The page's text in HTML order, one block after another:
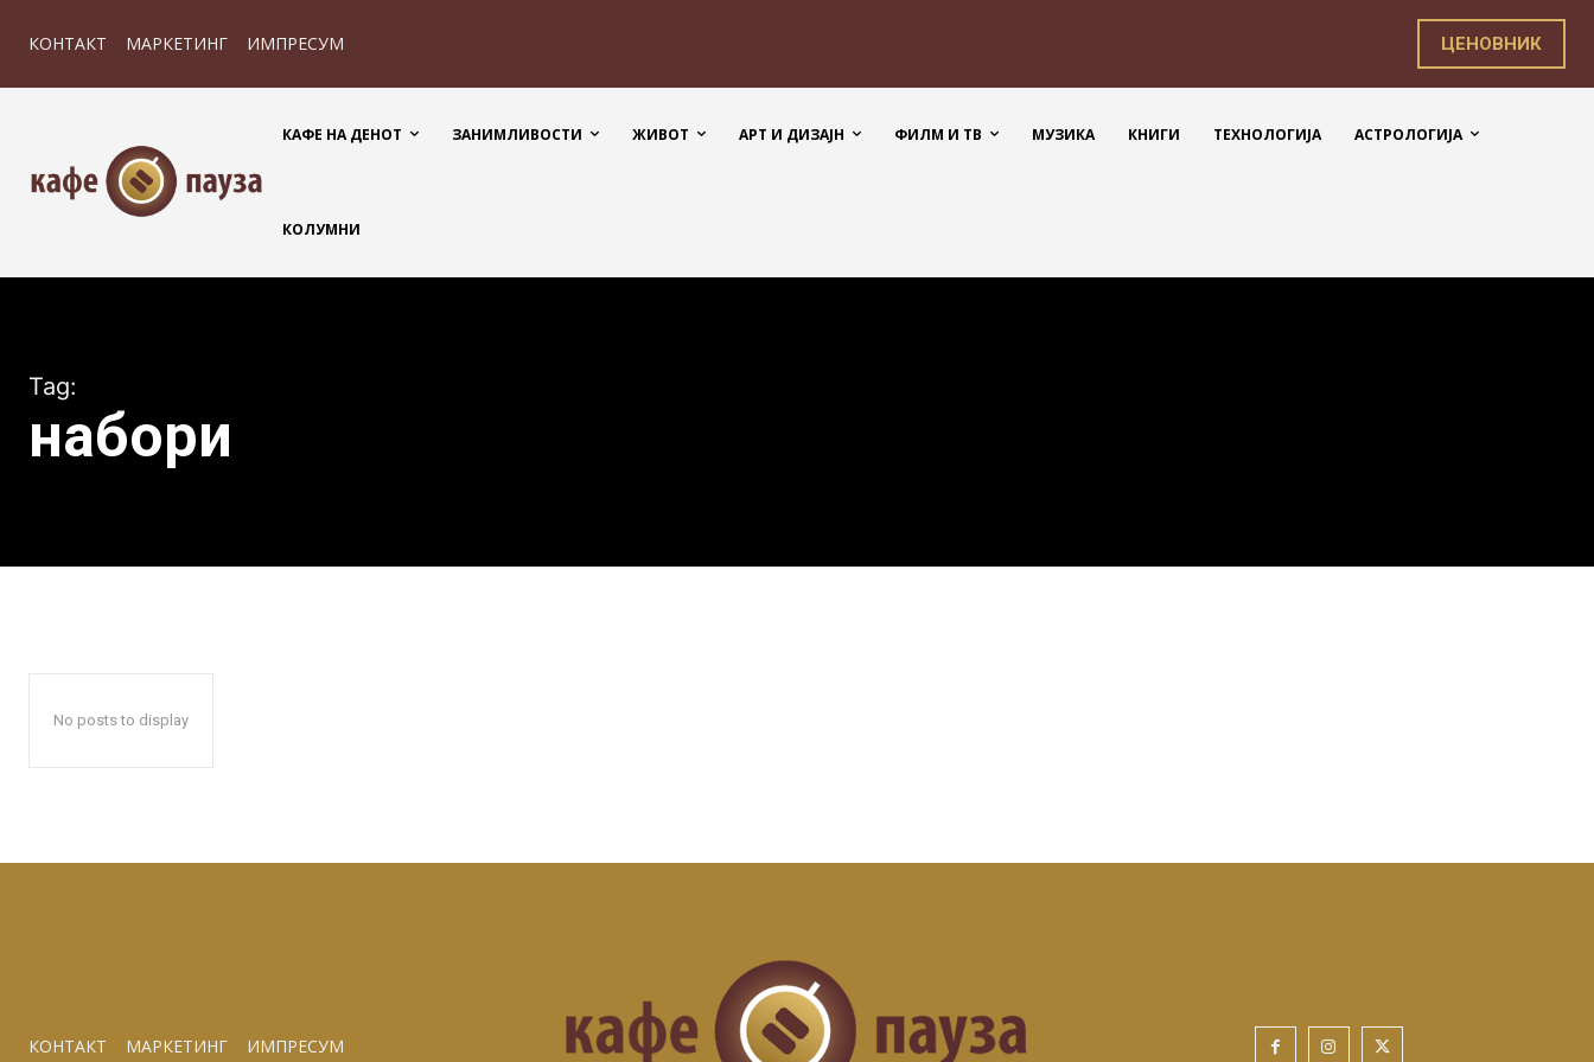
КОНТАКТ МАРКЕТИНГ ИМПРЕСУМ ЦЕНОВНИК
КАФЕ НА ДЕНОТ ЗАНИМЛИВОСТИ ЖИВОТ АРТ И ДИЗАЈН ФИЛМ И ТВ МУЗИКА КНИГИ ТЕХНОЛОГИЈА АСТРОЛОГИЈА
КОЛУМНИ
Tag:
набори
No posts to display
КОНТАКТ МАРКЕТИНГ ИМПРЕСУМ